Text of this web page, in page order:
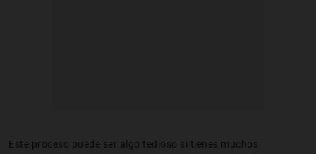
Este proceso puede ser algo tedioso si tienes muchos